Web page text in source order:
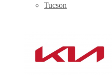
Tucson